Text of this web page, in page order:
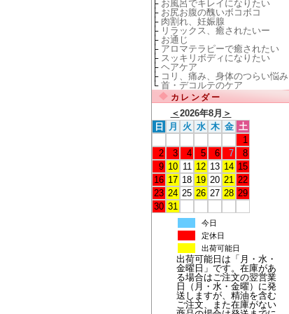
├ お風呂でキレイになりたい
├ お尻お腹の醜いボコボコ
├ 肉割れ、妊娠腺
├ リラックス、癒されたいー
├ お通じ
├ アロマテラピーで癒されたい
├ スッキリボディになりたい
├ ヘアケア
├ コリ、痛み、身体のつらい悩み
└ 首・デコルテのケア
カレンダー
＜2026年8月 ＞
日
月 火 水 木 金 土
1
2
3 4 5 6 7
8
9 10 11 12 13 14 15
16 17 18 19 20 21 22
23 24 25 26 27 28 29
30 31
今日
定休日
出荷可能日
出荷可能日は「月・水・
金曜日」です。在庫があ
る場合はご注文の翌営業
日（月・水・金曜）に発
送しますが、精油を含む
ご注文、また在庫がない